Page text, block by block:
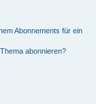
Abonnements für ein
abonnieren?